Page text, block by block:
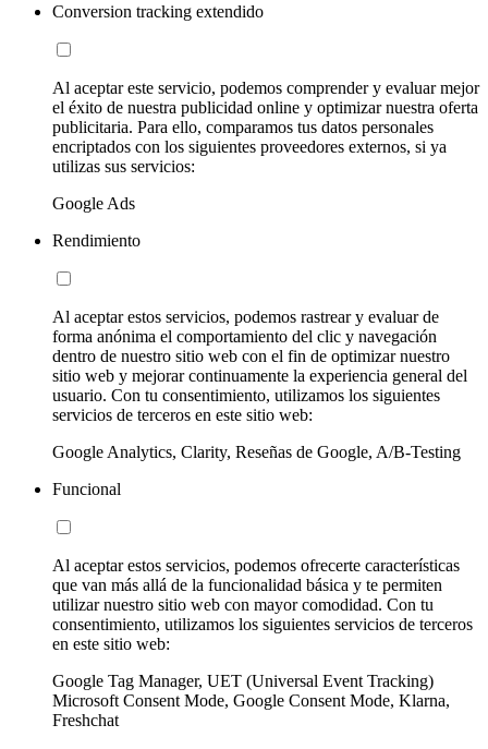
Conversion tracking extendido
Al aceptar este servicio, podemos comprender y evaluar mejor
el éxito de nuestra publicidad online y optimizar nuestra oferta
publicitaria. Para ello, comparamos tus datos personales
encriptados con los siguientes proveedores externos, si ya
utilizas sus servicios:
Google Ads
Rendimiento
Al aceptar estos servicios, podemos rastrear y evaluar de
forma anónima el comportamiento del clic y navegación
dentro de nuestro sitio web con el fin de optimizar nuestro
sitio web y mejorar continuamente la experiencia general del
usuario. Con tu consentimiento, utilizamos los siguientes
servicios de terceros en este sitio web:
Google Analytics, Clarity, Reseñas de Google, A/B-Testing
Funcional
Al aceptar estos servicios, podemos ofrecerte características
que van más allá de la funcionalidad básica y te permiten
utilizar nuestro sitio web con mayor comodidad. Con tu
consentimiento, utilizamos los siguientes servicios de terceros
en este sitio web:
Google Tag Manager, UET (Universal Event Tracking)
Microsoft Consent Mode, Google Consent Mode, Klarna,
Freshchat